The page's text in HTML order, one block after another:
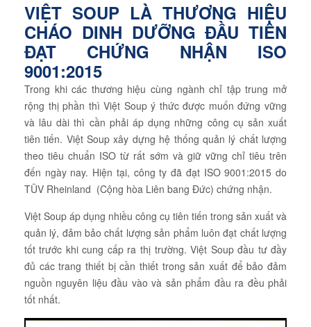
VIỆT SOUP LÀ THƯƠNG HIỆU
CHÁO DINH DƯỠNG ĐẦU TIÊN
ĐẠT CHỨNG NHẬN ISO
9001:2015
Trong khi các thương hiệu cùng ngành chỉ tập trung mở
rộng thị phần thì Việt Soup ý thức được muốn đứng vững
và lâu dài thì cần phải áp dụng những công cụ sản xuất
tiên tiến. Việt Soup xây dựng hệ thống quản lý chất lượng
theo tiêu chuẩn ISO từ rất sớm và giữ vững chỉ tiêu trên
đến ngày nay. Hiện tại, công ty đã đạt ISO 9001:2015 do
TÜV Rheinland (Cộng hòa Liên bang Đức) chứng nhận.
Việt Soup áp dụng nhiều công cụ tiên tiến trong sản xuất và
quản lý, đảm bảo chất lượng sản phẩm luôn đạt chất lượng
tốt trước khi cung cấp ra thị trường. Việt Soup đầu tư đầy
đủ các trang thiết bị cần thiết trong sản xuất để bảo đảm
nguồn nguyên liệu đầu vào và sản phẩm đầu ra đều phải
tốt nhất.